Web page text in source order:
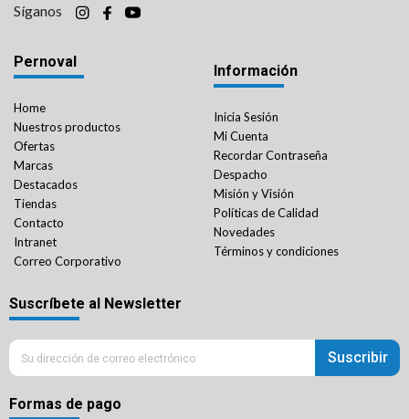
Síganos
Pernoval
Home
Nuestros productos
Ofertas
Marcas
Destacados
Tiendas
Contacto
Intranet
Correo Corporativo
Información
Inicia Sesión
Mi Cuenta
Recordar Contraseña
Despacho
Misión y Visión
Políticas de Calidad
Novedades
Términos y condiciones
Suscríbete al Newsletter
Suscribir
Formas de pago